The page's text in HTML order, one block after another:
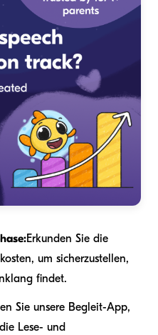
Erkunden Sie die
um sicherzustellen,
findet.
Sie unsere Begleit-App,
Lese- und